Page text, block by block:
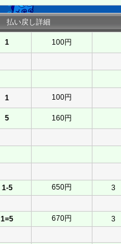
払い戻し詳細
1 100円
1 100円
5 160円
1-5 650円 3
1=5 670円 3